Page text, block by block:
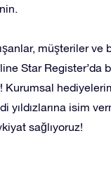
müşteriler ve
Star Register’da
Kurumsal
yıldızlarına isim
sağlıyoruz!